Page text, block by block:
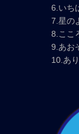
6.いち
7.星の
8.ここ
9.あお
10.あ